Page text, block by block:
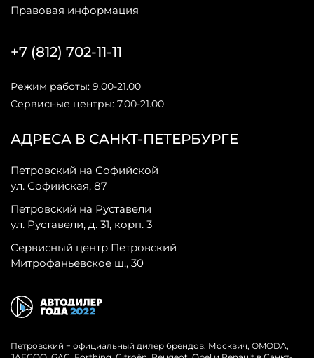
Правовая информация
АДРЕСА В САНКТ-ПЕТЕРБУРГЕ
Петровский на Софийской
ул. Софийская, 87
Петровский на Руставели
ул. Руставели, д. 31, корп. 3
Сервисный центр Петровский
Митрофаньевское ш., 30
+7 (812) 702-11-11
Режим работы: 9.00-21.00
Сервисные центры: 7.00-21.00
Петровский − официальный дилер брендов: Москвич, OMODA,